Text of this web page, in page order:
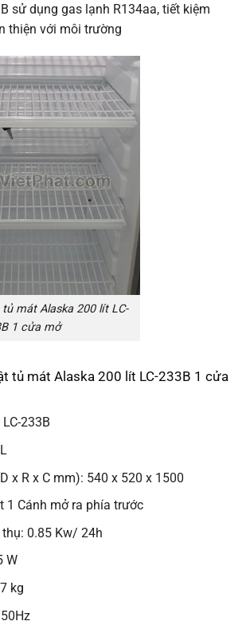
sử dụng gas lạnh R134aa, tiết kiệm
thiện với môi trường
mát Alaska 200 lít LC-
1 cửa mở
tủ mát Alaska 200 lít LC-233B 1 cửa
233B
x R x C mm): 540 x 520 x 1500
1 Cánh mở ra phía trước
0.85 Kw/ 24h
W
kg